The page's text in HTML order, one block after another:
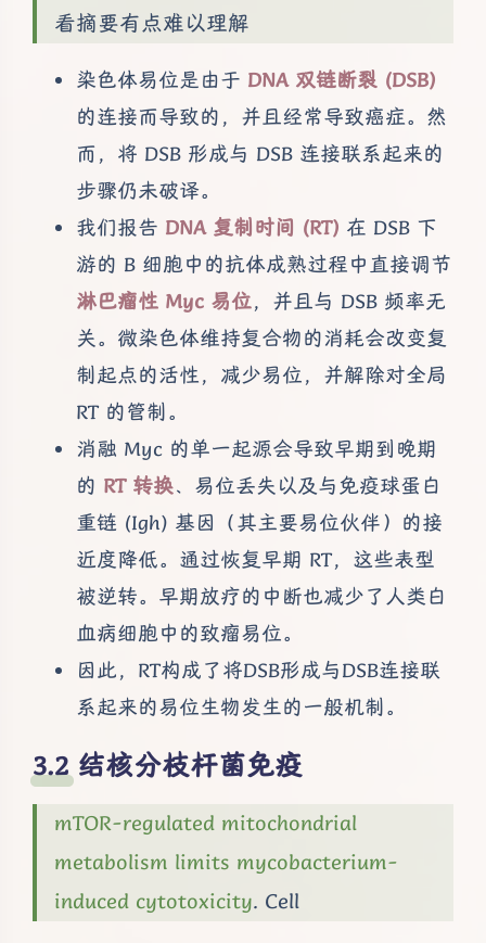
看摘要有点难以理解
染色体易位是由于 DNA 双链断裂 (DSB)
的连接而导致的，并且经常导致癌症。然
而，将 DSB 形成与 DSB 连接联系起来的
步骤仍未破译。
我们报告 DNA 复制时间 (RT) 在 DSB 下
游的 B 细胞中的抗体成熟过程中直接调节
淋巴瘤性 Myc 易位，并且与 DSB 频率无
关。微染色体维持复合物的消耗会改变复
制起点的活性，减少易位，并解除对全局
RT 的管制。
消融 Myc 的单一起源会导致早期到晚期
的 RT 转换、易位丢失以及与免疫球蛋白
重链 (Igh) 基因（其主要易位伙伴）的接
近度降低。通过恢复早期 RT，这些表型
被逆转。早期放疗的中断也减少了人类白
血病细胞中的致瘤易位。
因此，RT构成了将DSB形成与DSB连接联
系起来的易位生物发生的一般机制。
结核分枝杆菌免疫
mTOR-regulated mitochondrial
metabolism limits mycobacterium-
induced cytotoxicity. Cell